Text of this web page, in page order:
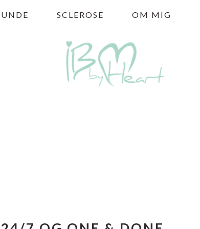
SCLEROSE OM MIG